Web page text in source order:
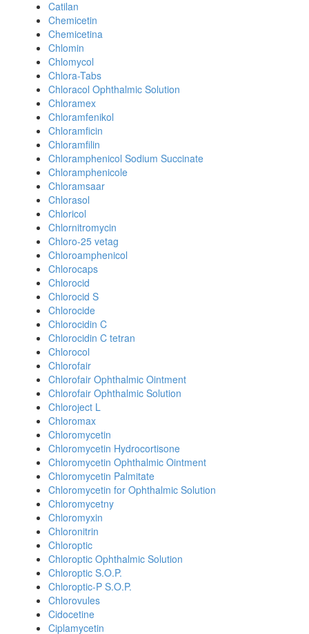
Catilan
Chemicetin
Chemicetina
Chlomin
Chlomycol
Chlora-Tabs
Chloracol Ophthalmic Solution
Chloramex
Chloramfenikol
Chloramficin
Chloramfilin
Chloramphenicol Sodium Succinate
Chloramphenicole
Chloramsaar
Chlorasol
Chloricol
Chlornitromycin
Chloro-25 vetag
Chloroamphenicol
Chlorocaps
Chlorocid
Chlorocid S
Chlorocide
Chlorocidin C
Chlorocidin C tetran
Chlorocol
Chlorofair
Chlorofair Ophthalmic Ointment
Chlorofair Ophthalmic Solution
Chloroject L
Chloromax
Chloromycetin
Chloromycetin Hydrocortisone
Chloromycetin Ophthalmic Ointment
Chloromycetin Palmitate
Chloromycetin for Ophthalmic Solution
Chloromycetny
Chloromyxin
Chloronitrin
Chloroptic
Chloroptic Ophthalmic Solution
Chloroptic S.O.P.
Chloroptic-P S.O.P.
Chlorovules
Cidocetine
Ciplamycetin